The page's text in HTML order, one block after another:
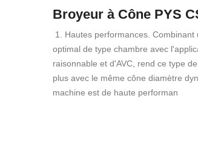
Broyeur à Cône PYS
1. Hautes performances. Combinant
optimal de type chambre avec
raisonnable et d'AVC, rend ce type
plus avec le même cône diamètre
machine est de haute performan